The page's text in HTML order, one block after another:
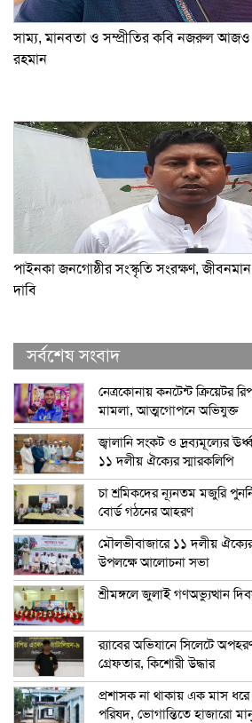
সাম্য, মানবতা ও সম্প্রীতির কবি নজরুল আজও
রহমান
পাইনকা জনগোষ্ঠীর সংস্কৃতি সংরক্ষণ,
দাবি
সর্বশেষ সংবাদ
নেত্রকোনায় কনটেন্ট ক্রিয়েটর
মামলা, আত্মগোপনে অভিযুক্ত
জ্বালানি সংকট ও দ্রব্যমূল্যের
১১ দলীয় ঐক্যের স্মারকলিপি
চা শ্রমিকদের ন্যূনতম মজুরি
বোর্ড গঠনের আহরণ
মৌলভীবাজারে ১১ দলীয়
উপলক্ষে আলোচনা সভা
শ্রীমঙ্গলে জুলাই গণঅভ্যুত্থান
র‍্যাবের অভিযানে সিলেটে
গ্রেফতার, কিশোরী উদ্ধার
প্রশাসক না থাকায় এক মাস
পরিষদ, ভোগান্তিতে হাজারো